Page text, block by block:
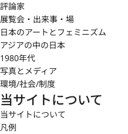
評論家
展覧会・出来事・場
日本のアートとフェミニズム
アジアの中の日本
1980年代
写真とメディア
環境/社会/制度
当サイトについて
当サイトについて
凡例